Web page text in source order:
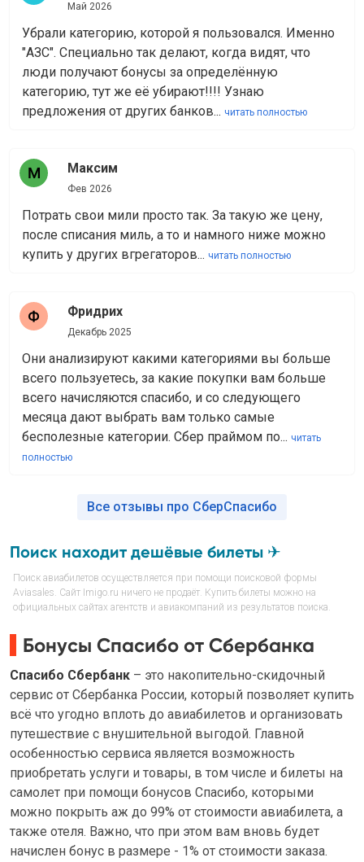
Май 2026
Убрали категорию, которой я пользовался. Именно
"АЗС". Специально так делают, когда видят, что
люди получают бонусы за определённую
категорию, тут же её убирают!!!! Узнаю
предложения от других банков... читать полностью
Максим
Фев 2026
Потрать свои мили просто так. За такую же цену,
после списания миль, а то и намного ниже можно
купить у других вгрегаторов... читать полностью
Фридрих
Декабрь 2025
Они анализируют какими категориями вы больше
всего пользуетесь, за какие покупки вам больше
всего начисляются спасибо, и со следующего
месяца дают выбрать вам только самые
бесполезные категории. Сбер праймом по... читать
полностью
Все отзывы про СберСпасибо
Поиск находит дешёвые билеты ✈
Поиск авиабилетов осуществляется при помощи поисковой формы
Aviasales. Сайт Imigo.ru ничего не продаёт. Купить билеты можно на
официальных сайтах агентств и авиакомпаний из результатов поиска.
Бонусы Спасибо от Сбербанка
Спасибо Сбербанк – это накопительно-скидочный
сервис от Сбербанка России, который позволяет купить
всё что угодно вплоть до авиабилетов и организовать
путешествие с внушительной выгодой. Главной
особенностью сервиса является возможность
приобретать услуги и товары, в том числе и билеты на
самолет при помощи бонусов Спасибо, которыми
можно покрыть аж до 99% от стоимости авиабилета, а
также отеля. Важно, что при этом вам вновь будет
начислен бонус в размере - 1% от стоимости заказа.